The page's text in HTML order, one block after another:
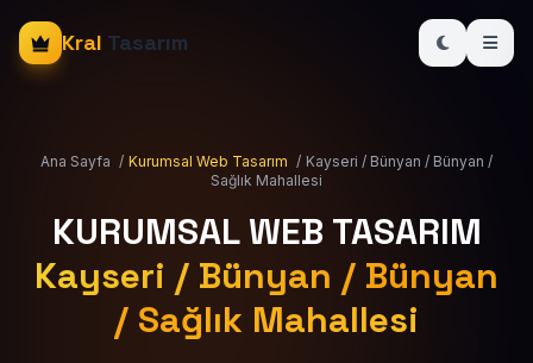
Kral Tasarım
Ana Sayfa / Kurumsal Web Tasarım / Kayseri / Bünyan / Bünyan /
Sağlık Mahallesi
KURUMSAL WEB TASARIM
Kayseri / Bünyan / Bünyan
/ Sağlık Mahallesi